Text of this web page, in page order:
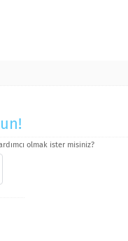
olmak ister misiniz?